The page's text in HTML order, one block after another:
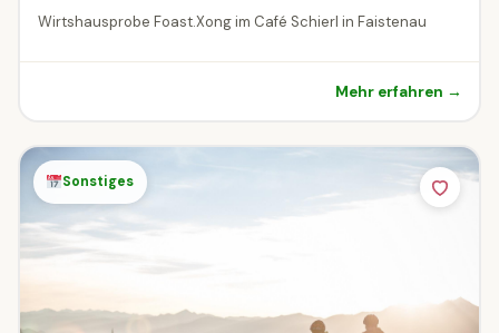
Wirtshausprobe Foast.Xong im Café Schierl in Faistenau
Mehr erfahren →
Sonstiges